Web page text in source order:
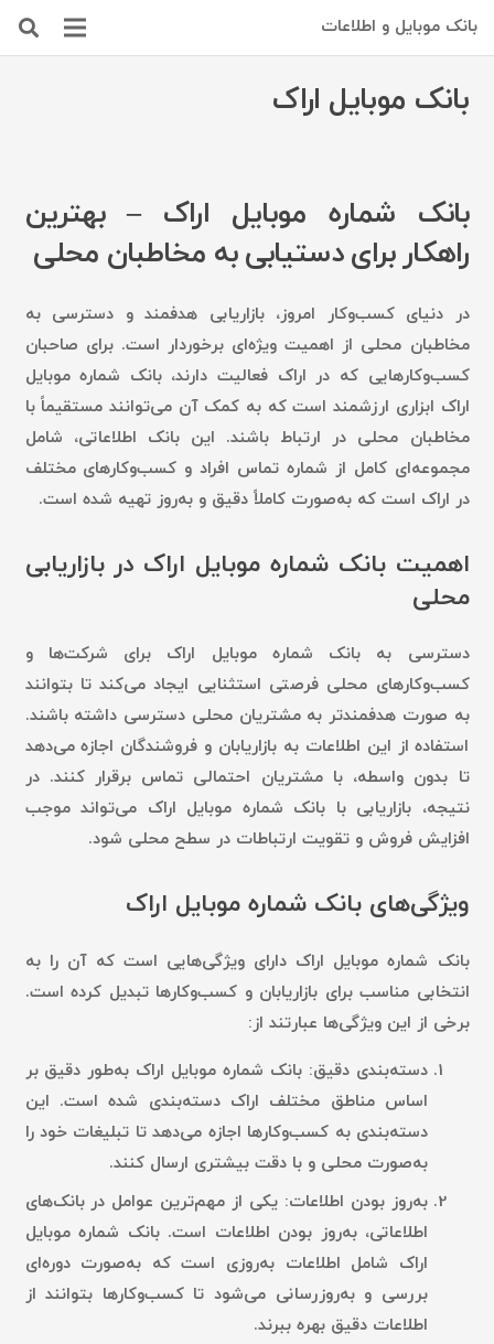
بانک موبایل و اطلاعات
بانک موبایل اراک
بانک شماره موبایل اراک – بهترین
راهکار برای دستیابی به مخاطبان محلی
در دنیای کسب‌وکار امروز، بازاریابی هدفمند و دسترسی به
مخاطبان محلی از اهمیت ویژه‌ای برخوردار است. برای صاحبان
کسب‌وکارهایی که در اراک فعالیت دارند، بانک شماره موبایل
اراک ابزاری ارزشمند است که به کمک آن می‌توانند مستقیماً با
مخاطبان محلی در ارتباط باشند. این بانک اطلاعاتی، شامل
مجموعه‌ای کامل از شماره تماس افراد و کسب‌وکارهای مختلف
در اراک است که به‌صورت کاملاً دقیق و به‌روز تهیه شده است.
اهمیت بانک شماره موبایل اراک در بازاریابی
محلی
دسترسی به بانک شماره موبایل اراک برای شرکت‌ها و
کسب‌وکارهای محلی فرصتی استثنایی ایجاد می‌کند تا بتوانند
به صورت هدفمندتر به مشتریان محلی دسترسی داشته باشند.
استفاده از این اطلاعات به بازاریابان و فروشندگان اجازه می‌دهد
تا بدون واسطه، با مشتریان احتمالی تماس برقرار کنند. در
نتیجه، بازاریابی با بانک شماره موبایل اراک می‌تواند موجب
افزایش فروش و تقویت ارتباطات در سطح محلی شود.
ویژگی‌های بانک شماره موبایل اراک
بانک شماره موبایل اراک دارای ویژگی‌هایی است که آن را به
انتخابی مناسب برای بازاریابان و کسب‌وکارها تبدیل کرده است.
برخی از این ویژگی‌ها عبارتند از:
دسته‌بندی دقیق: بانک شماره موبایل اراک به‌طور دقیق بر
اساس مناطق مختلف اراک دسته‌بندی شده است. این
دسته‌بندی به کسب‌وکارها اجازه می‌دهد تا تبلیغات خود را
به‌صورت محلی و با دقت بیشتری ارسال کنند.
به‌روز بودن اطلاعات: یکی از مهم‌ترین عوامل در بانک‌های
اطلاعاتی، به‌روز بودن اطلاعات است. بانک شماره موبایل
اراک شامل اطلاعات به‌روزی است که به‌صورت دوره‌ای
بررسی و به‌روزرسانی می‌شود تا کسب‌وکارها بتوانند از
اطلاعات دقیق بهره ببرند.